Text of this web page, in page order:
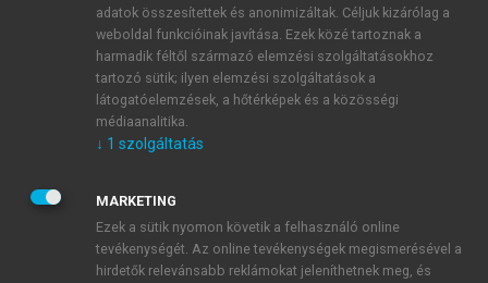
E-MAIL-CÍM
JELSZÓ
JELSZÓ ÚJRA
adatok összesítettek és anonimizáltak. Céljuk kizárólag a
weboldal funkcióinak javítása. Ezek közé tartoznak a
harmadik féltől származó elemzési szolgáltatásokhoz
tartozó sütik; ilyen elemzési szolgáltatások a
látogatóelemzések, a hőtérképek és a közösségi
médiaanalitika.
↓ 1 szolgáltatás
MARKETING
Ezek a sütik nyomon követik a felhasználó online
tevékenységét. Az online tevékenységek megismerésével a
hirdetők relevánsabb reklámokat jeleníthetnek meg, és